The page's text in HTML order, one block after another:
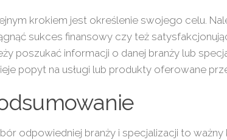
krokiem jest określenie swojego celu.
sukces finansowy czy też
poszukać informacji o danej branży lub
popyt na usługi lub produkty oferowane
odpowiedniej branży i specjalizacji to